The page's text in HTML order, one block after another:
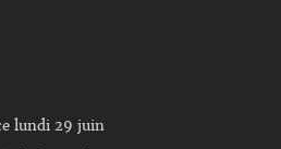
lundi 29 juin